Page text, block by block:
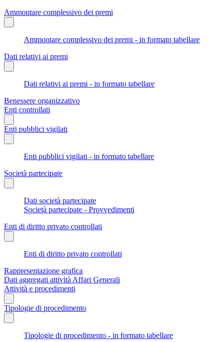
Ammontare complessivo dei premi
Ammontare complessivo dei premi - in formato tabellare
Dati relativi ai premi
Dati relativi ai premi - in formato tabellare
Benessere organizzativo
Enti controllati
Enti pubblici vigilati
Enti pubblici vigilati - in formato tabellare
Società partecipate
Dati società partecipate
Società partecipate - Provvedimenti
Enti di diritto privato controllati
Enti di diritto privato controllati
Rappresentazione grafica
Dati aggregati attività Affari Generali
Attività e procedimenti
Tipologie di procedimento
Tipologie di procedimento - in formato tabellare